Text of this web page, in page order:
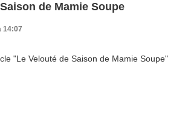
de Mamie Soupe
14:07